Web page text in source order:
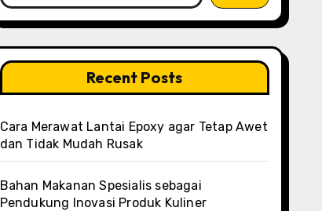
Recent Posts
Cara Merawat Lantai Epoxy agar Tetap Awet
dan Tidak Mudah Rusak
Bahan Makanan Spesialis sebagai
Pendukung Inovasi Produk Kuliner